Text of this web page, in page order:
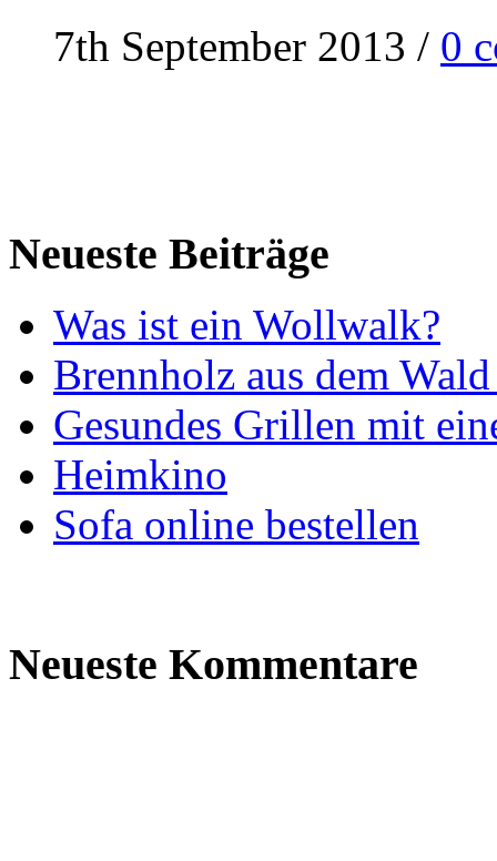
7th September 2013 / 0
Neueste Beiträge
Was ist ein Wollwalk?
Brennholz aus dem
Gesundes Grillen mit
Heimkino
Sofa online bestellen
Neueste Kommentare